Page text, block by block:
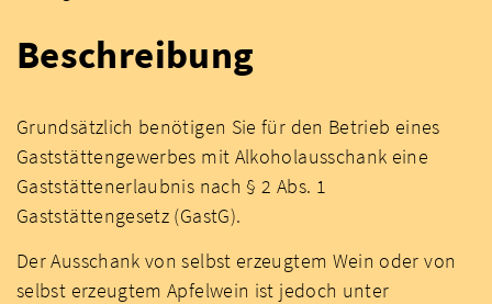
Beschreibung
Grundsätzlich benötigen Sie für den Betrieb eines
Gaststättengewerbes mit Alkoholausschank eine
Gaststättenerlaubnis nach § 2 Abs. 1
Gaststättengesetz (GastG).
Der Ausschank von selbst erzeugtem Wein oder von
selbst erzeugtem Apfelwein ist jedoch unter